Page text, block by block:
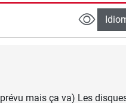
mais ça va) Les